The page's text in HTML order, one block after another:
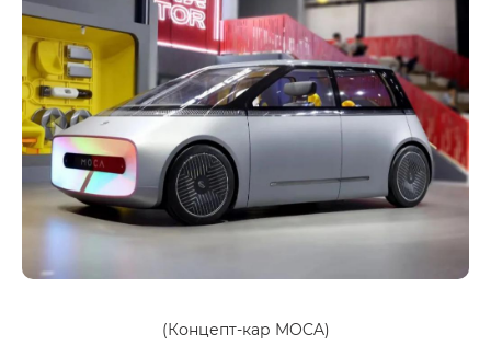
(Концепт-кар MOCA)